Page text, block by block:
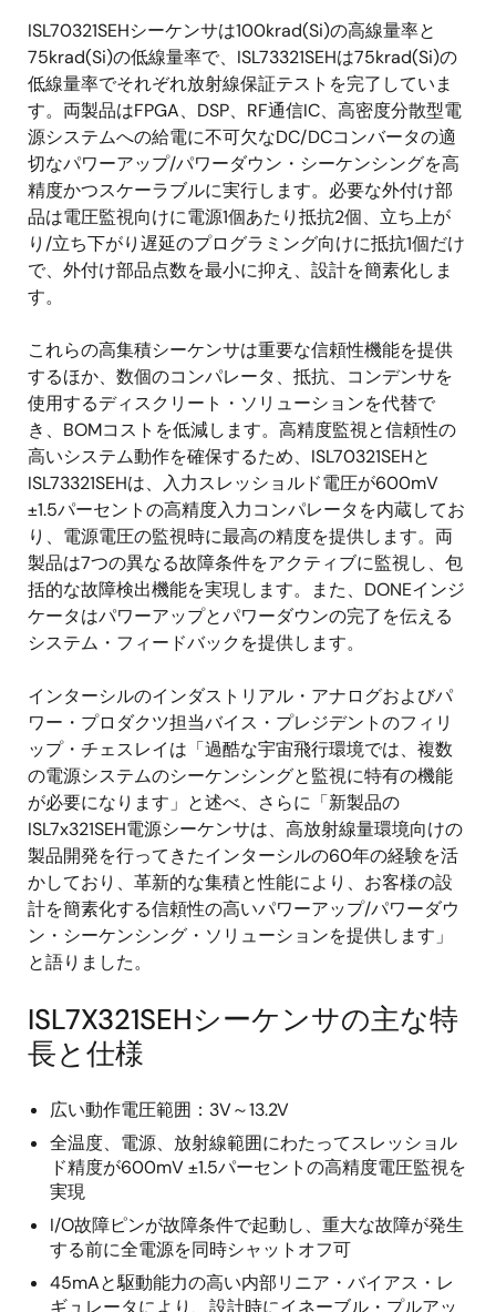
ISL70321SEHシーケンサは100krad(Si)の高線量率と
75krad(Si)の低線量率で、ISL73321SEHは75krad(Si)の
低線量率でそれぞれ放射線保証テストを完了していま
す。両製品はFPGA、DSP、RF通信IC、高密度分散型電
源システムへの給電に不可欠なDC/DCコンバータの適
切なパワーアップ/パワーダウン・シーケンシングを高
精度かつスケーラブルに実行します。必要な外付け部
品は電圧監視向けに電源1個あたり抵抗2個、立ち上が
り/立ち下がり遅延のプログラミング向けに抵抗1個だけ
で、外付け部品点数を最小に抑え、設計を簡素化しま
す。
これらの高集積シーケンサは重要な信頼性機能を提供
するほか、数個のコンパレータ、抵抗、コンデンサを
使用するディスクリート・ソリューションを代替で
き、BOMコストを低減します。高精度監視と信頼性の
高いシステム動作を確保するため、ISL70321SEHと
ISL73321SEHは、入力スレッショルド電圧が600mV
±1.5パーセントの高精度入力コンパレータを内蔵してお
り、電源電圧の監視時に最高の精度を提供します。両
製品は7つの異なる故障条件をアクティブに監視し、包
括的な故障検出機能を実現します。また、DONEインジ
ケータはパワーアップとパワーダウンの完了を伝える
システム・フィードバックを提供します。
インターシルのインダストリアル・アナログおよびパ
ワー・プロダクツ担当バイス・プレジデントのフィリ
ップ・チェスレイは「過酷な宇宙飛行環境では、複数
の電源システムのシーケンシングと監視に特有の機能
が必要になります」と述べ、さらに「新製品の
ISL7x321SEH電源シーケンサは、高放射線量環境向けの
製品開発を行ってきたインターシルの60年の経験を活
かしており、革新的な集積と性能により、お客様の設
計を簡素化する信頼性の高いパワーアップ/パワーダウ
ン・シーケンシング・ソリューションを提供します」
と語りました。
ISL7X321SEHシーケンサの主な特
長と仕様
広い動作電圧範囲：3V～13.2V
全温度、電源、放射線範囲にわたってスレッショル
ド精度が600mV ±1.5パーセントの高精度電圧監視を
実現
I/O故障ピンが故障条件で起動し、重大な故障が発生
する前に全電源を同時シャットオフ可
45mAと駆動能力の高い内部リニア・バイアス・レ
ギュレータにより、設計時にイネーブル・プルアッ